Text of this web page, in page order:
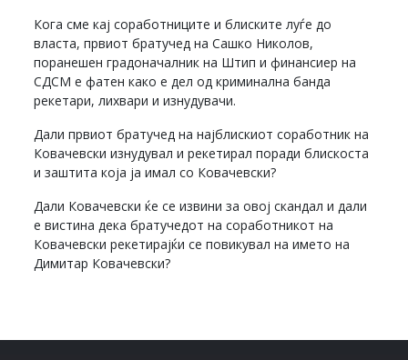
Кога сме кај соработниците и блиските луѓе до
власта, првиот братучед на Сашко Николов,
поранешен градоначалник на Штип и финансиер на
СДСМ е фатен како е дел од криминална банда
рекетари, лихвари и изнудувачи.
Дали првиот братучед на најблискиот соработник на
Ковачевски изнудувал и рекетирал поради блискоста
и заштита која ја имал со Ковачевски?
Дали Ковачевски ќе се извини за овој скандал и дали
е вистина дека братучедот на соработникот на
Ковачевски рекетирајќи се повикувал на името на
Димитар Ковачевски?